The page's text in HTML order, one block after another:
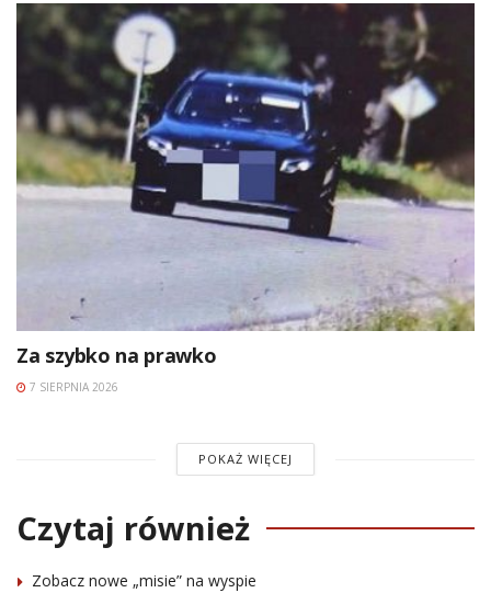
Za szybko na prawko
7 SIERPNIA 2026
POKAŻ WIĘCEJ
Czytaj również
Zobacz nowe „misie” na wyspie